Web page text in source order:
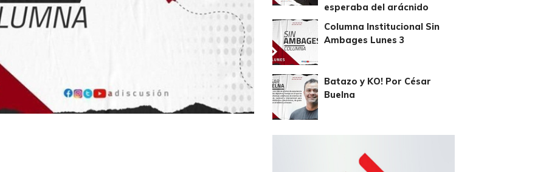
esperaba del arácnido
Columna Institucional Sin
Ambages Lunes 3
Batazo y KO! Por César
Buelna